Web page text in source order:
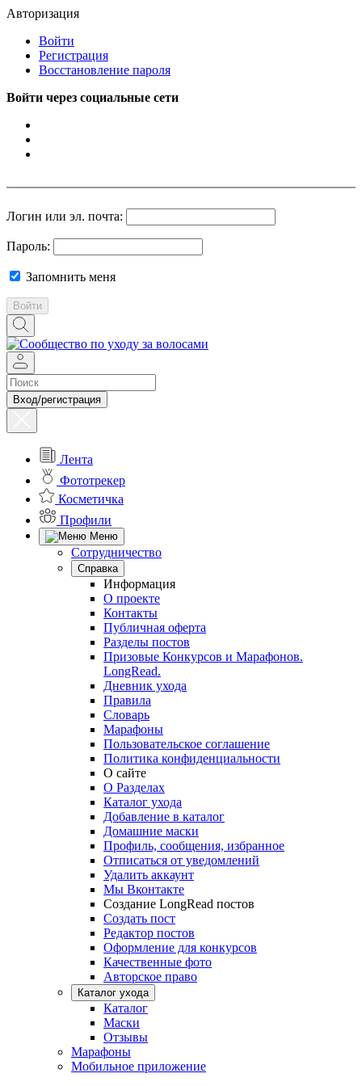
Авторизация
Войти
Регистрация
Восстановление пароля
Войти через социальные сети
Логин или эл. почта:
Пароль:
Запомнить меня
Войти
Вход/регистрация
Лента
Фототрекер
Косметичка
Профили
Меню
Сотрудничество
Справка
Информация
О проекте
Контакты
Публичная оферта
Разделы постов
Призовые Конкурсов и Марафонов.
LongRead.
Дневник ухода
Правила
Словарь
Марафоны
Пользовательское соглашение
Политика конфиденциальности
О сайте
О Разделах
Каталог ухода
Добавление в каталог
Домашние маски
Профиль, сообщения, избранное
Отписаться от уведомлений
Удалить аккаунт
Мы Вконтакте
Создание LongRead постов
Создать пост
Редактор постов
Оформление для конкурсов
Качественные фото
Авторское право
Каталог ухода
Каталог
Маски
Отзывы
Марафоны
Мобильное приложение